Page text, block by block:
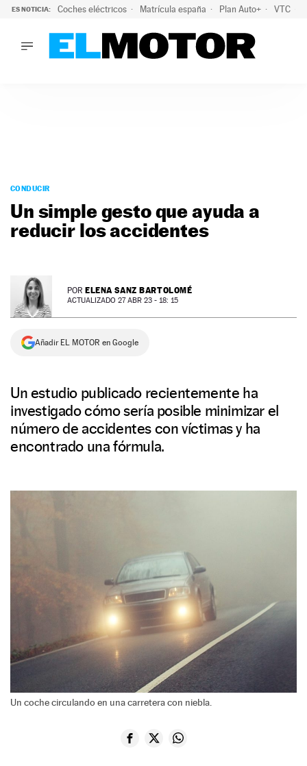
ES NOTICIA: Coches eléctricos Matrícula españa Plan Auto+ VTC
PODCAST
MOTOS
TECNOLOGÍA
PREMIOS
SERVICIOS
CONDUCIR
Un simple gesto que ayuda a
reducir los accidentes
POR ELENA SANZ BARTOLOMÉ
ACTUALIZADO 27 ABR 23 - 18: 15
Añadir EL MOTOR en Google
Un estudio publicado recientemente ha
investigado cómo sería posible minimizar el
número de accidentes con víctimas y ha
encontrado una fórmula.
Un coche circulando en una carretera con niebla.